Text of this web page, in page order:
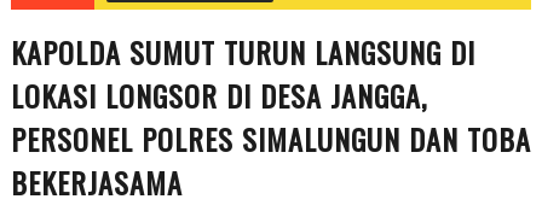
KAPOLDA SUMUT TURUN LANGSUNG DI
LOKASI LONGSOR DI DESA JANGGA,
PERSONEL POLRES SIMALUNGUN DAN TOBA
BEKERJASAMA